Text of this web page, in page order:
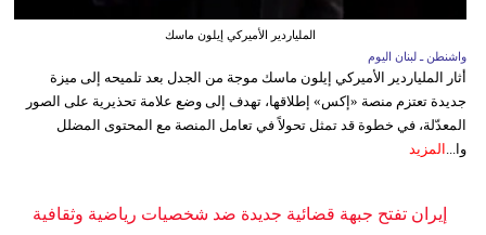
الملياردير الأميركي إيلون ماسك
واشنطن ـ لبنان اليوم
أثار الملياردير الأميركي إيلون ماسك موجة من الجدل بعد تلميحه إلى ميزة
جديدة تعتزم منصة «إكس» إطلاقها، تهدف إلى وضع علامة تحذيرية على الصور
المعدّلة، في خطوة قد تمثل تحولاً في تعامل المنصة مع المحتوى المضلل
وا... المزيد
إيران تفتح جبهة قضائية جديدة ضد شخصيات رياضية وثقافية